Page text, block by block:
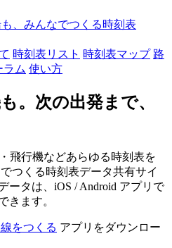
、みんなでつくる時刻表
時刻表リスト 時刻表マップ 路
ラム 使い方
。次の出発まで、
飛行機などあらゆる時刻表を
つくる時刻表データ共有サイ
ータは、iOS / Android アプリで
きます。
をつくる アプリをダウンロー